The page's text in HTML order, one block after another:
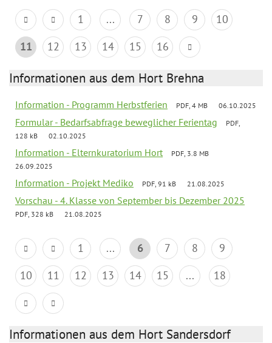
1 ... 7 8 9
10
11
12 13 14 15 16
Informationen aus dem Hort Brehna
Information - Programm Herbstferien PDF, 4 MB 06.10.2025
Formular - Bedarfsabfrage beweglicher Ferientag
PDF,
128 kB
02.10.2025
Information - Elternkuratorium Hort
PDF, 3.8 MB
26.09.2025
Information - Projekt Mediko PDF, 91 kB 21.08.2025
Vorschau - 4. Klasse von September bis Dezember 2025
PDF, 328 kB 21.08.2025
1 ... 6 7 8
9
10
11 12 13 14 15 ... 18
Informationen aus dem Hort Sandersdorf